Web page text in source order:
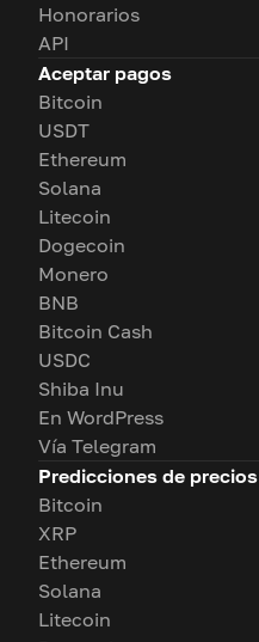
Honorarios
API
Aceptar pagos
Bitcoin
USDT
Ethereum
Solana
Litecoin
Dogecoin
Monero
BNB
Bitcoin Cash
USDC
Shiba Inu
En WordPress
Vía Telegram
Predicciones de precios
Bitcoin
XRP
Ethereum
Solana
Litecoin